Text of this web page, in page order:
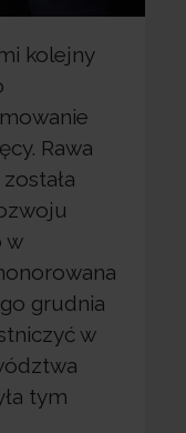
kolejny
Rawa
w
grudnia
w
tym